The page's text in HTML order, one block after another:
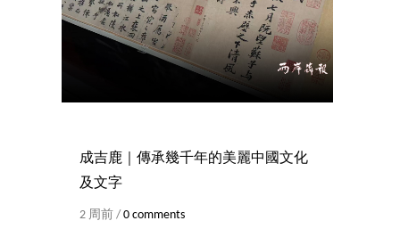
成吉鹿｜傳承幾千年的美麗中國文化
及文字
2 周前 / 0 comments